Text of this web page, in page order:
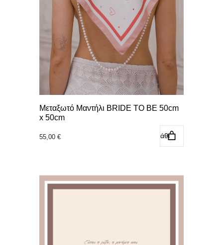
Μεταξωτό Μαντήλι BRIDE TO BE 50cm
x 50cm
55,00 € Προσθήκη στο καλάθι